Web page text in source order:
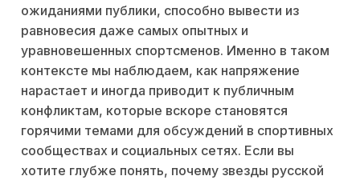
ожиданиями публики, способно вывести из
равновесия даже самых опытных и
уравновешенных спортсменов. Именно в таком
контексте мы наблюдаем, как напряжение
нарастает и иногда приводит к публичным
конфликтам, которые вскоре становятся
горячими темами для обсуждений в спортивных
сообществах и социальных сетях. Если вы
хотите глубже понять, почему звезды русской